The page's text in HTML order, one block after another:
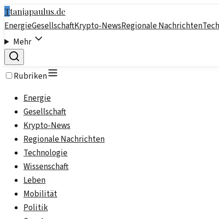
Ttanjapaulus.de
EnergieGesellschaftKrypto-NewsRegionale Nachrichten
Mehr
Rubriken
Energie
Gesellschaft
Krypto-News
Regionale Nachrichten
Technologie
Wissenschaft
Leben
Mobilität
Politik